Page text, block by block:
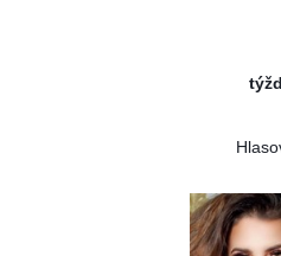
Južný Karibik
Kalifornia a
Karibik a